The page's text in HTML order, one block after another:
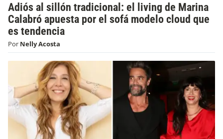
Adiós al sillón tradicional: el living de Marina
Calabró apuesta por el sofá modelo cloud que
es tendencia
Por Nelly Acosta